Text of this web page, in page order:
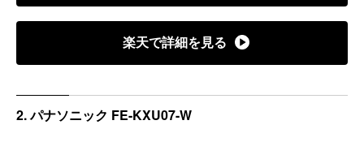
楽天で詳細を見る
2. パナソニック FE-KXU07-W